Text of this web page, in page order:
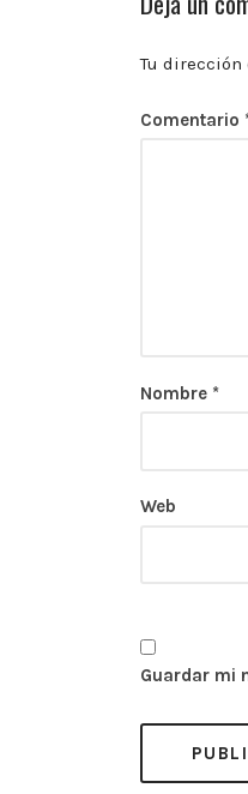
p.m.
Tu dirección
Comentario
Nombre *
Web
Guardar mi